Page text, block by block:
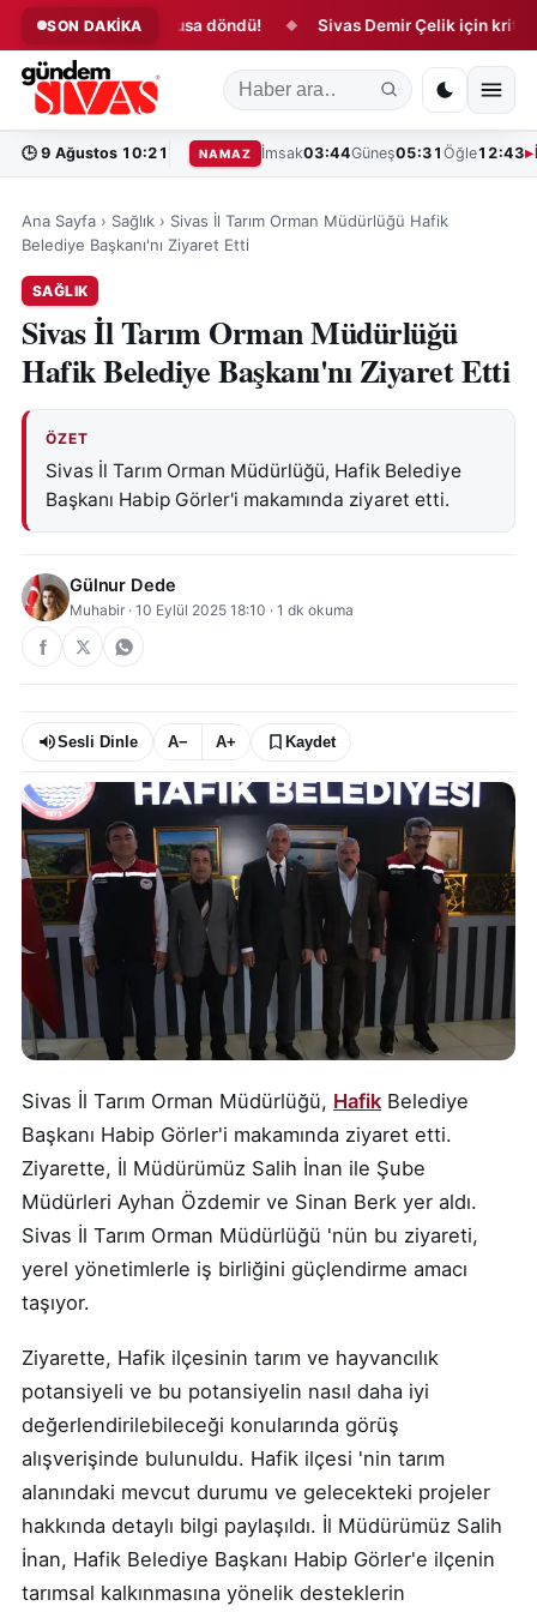
SON DAKİKAkabusa döndü! ◆ Sivas Demir Çelik için kritik süreç
🕒 9 Ağustos 10:21 NAMAZ İmsak03:44Güneş05:31 Öğle12:43
Ana Sayfa › Sağlık › Sivas İl Tarım Orman Müdürlüğü Hafik
Belediye Başkanı'nı Ziyaret Etti
SAĞLIK
Sivas İl Tarım Orman Müdürlüğü
Hafik Belediye Başkanı'nı Ziyaret Etti
ÖZET
Sivas İl Tarım Orman Müdürlüğü, Hafik Belediye
Başkanı Habip Görler'i makamında ziyaret etti.
Gülnur Dede
Muhabir · 10 Eylül 2025 18:10 · 1 dk okuma
Sesli Dinle A− A+ Kaydet
Sivas İl Tarım Orman Müdürlüğü, Hafik Belediye
Başkanı Habip Görler'i makamında ziyaret etti.
Ziyarette, İl Müdürümüz Salih İnan ile Şube
Müdürleri Ayhan Özdemir ve Sinan Berk yer aldı.
Sivas İl Tarım Orman Müdürlüğü 'nün bu ziyareti,
yerel yönetimlerle iş birliğini güçlendirme amacı
taşıyor.
Ziyarette, Hafik ilçesinin tarım ve hayvancılık
potansiyeli ve bu potansiyelin nasıl daha iyi
değerlendirilebileceği konularında görüş
alışverişinde bulunuldu. Hafik ilçesi 'nin tarım
alanındaki mevcut durumu ve gelecekteki projeler
hakkında detaylı bilgi paylaşıldı. İl Müdürümüz Salih
İnan, Hafik Belediye Başkanı Habip Görler'e ilçenin
tarımsal kalkınmasına yönelik desteklerin